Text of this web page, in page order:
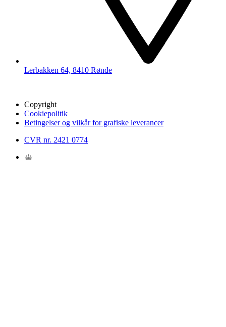
Lerbakken 64, 8410 Rønde
Copyright
Cookiepolitik
Betingelser og vilkår for grafiske leverancer
CVR nr. 2421 0774